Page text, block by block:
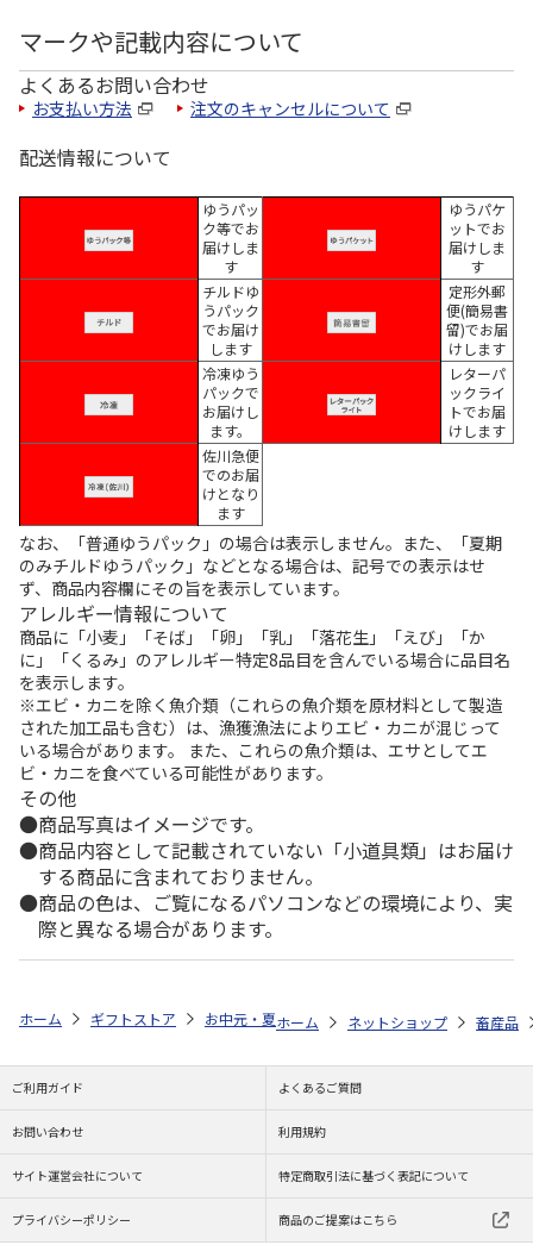
マークや記載内容について
よくあるお問い合わせ
お支払い方法 注文のキャンセルについて
配送情報について
ゆうパッ
ク等でお
届けしま
す
ゆうパケ
ットでお
届けしま
す
チルドゆ
うパック
でお届け
します
定形外郵
便(簡易書
留)でお届
けします
冷凍ゆう
パックで
お届けし
ます。
レターパ
ックライ
トでお届
けします
佐川急便
でのお届
けとなり
ます
なお、「普通ゆうパック」の場合は表示しません。また、「夏期
のみチルドゆうパック」などとなる場合は、記号での表示はせ
ず、商品内容欄にその旨を表示しています。
アレルギー情報について
商品に「小麦」「そば」「卵」「乳」「落花生」「えび」「か
に」「くるみ」のアレルギー特定8品目を含んでいる場合に品目名
を表示します。
※エビ・カニを除く魚介類（これらの魚介類を原材料として製造
された加工品も含む）は、漁獲漁法によりエビ・カニが混じって
いる場合があります。 また、これらの魚介類は、エサとしてエ
ビ・カニを食べている可能性があります。
その他
商品写真はイメージです。
商品内容として記載されていない「小道具類」はお届け
する商品に含まれておりません。
商品の色は、ご覧になるパソコンなどの環境により、実
際と異なる場合があります。
ホーム ギフトストア お中元・夏ギフト特集 2026 ゆうゆうギフト
ホーム ネットショップ 畜産品
ご利用ガイド よくあるご質問
お問い合わせ 利用規約
サイト運営会社について 特定商取引法に基づく表記について
プライバシーポリシー 商品のご提案はこちら